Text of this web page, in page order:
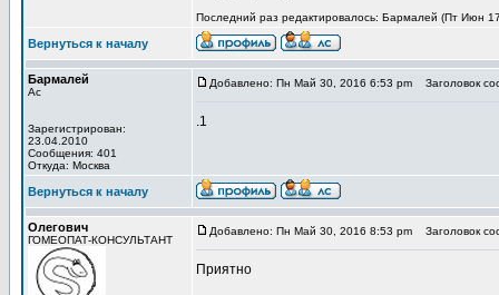
Последний раз редактировалось: Бармалей (Пт Июн
Вернуться к началу
Бармалей
Ас
Зарегистрирован:
23.04.2010
Сообщения: 401
Откуда: Москва
Добавлено: Пн Май 30, 2016 6:53 pm Заголовок
.1
Вернуться к началу
Олегович
ГОМЕОПАТ-КОНСУЛЬТАНТ
Добавлено: Пн Май 30, 2016 8:53 pm Заголовок
Приятно